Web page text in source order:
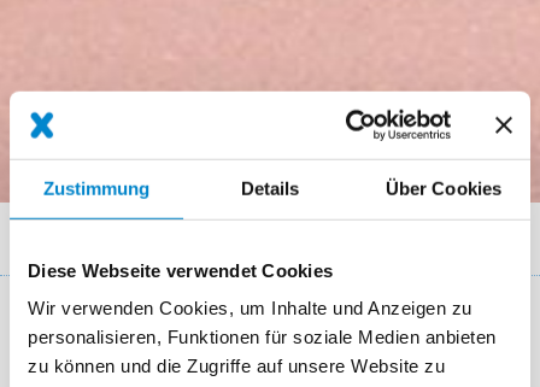
Zustimmung Details Über Cookies
Diese Webseite verwendet Cookies
Wir verwenden Cookies, um Inhalte und Anzeigen zu
personalisieren, Funktionen für soziale Medien anbieten
zu können und die Zugriffe auf unsere Website zu
Balkon Wärmedämmsystem Triflex BIS